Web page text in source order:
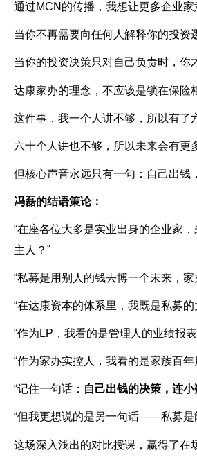
通过MCN 的传播，我想让更多企业
当你不再需要向任何人解释你的投
当你的投资决策只对自己负责时，你
达康家办的理念，不应该是锁在保险
这件事，我一个人讲不够，所以有了
六十个人讲也不够，所以未来会有更
但核心声音永远只有一句：自己出钱
冯磊的结语策论：
“在座各位大多是实业出身的企业家
主人？ ”
“私募是用别人的钱去博一个未来，
“在达康资本的体系里，我既是私募的
“作为 LP ，我看的是管理人的业绩报
“作为家办实控人，我看的是家族百
“记住一句话： 自己出钱的决策，连
“但我更想说的是另一句话——私募是
这场深入浅出的对比授课，赢得了在